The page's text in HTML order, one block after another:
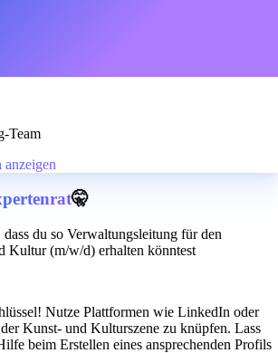
Team
🤫
du so Verwaltungsleitung für den
Kultur (m/w/d) erhalten könntest
Nutze Plattformen wie LinkedIn oder
Kunst- und Kulturszene zu knüpfen. Lass
beim Erstellen eines ansprechenden Profils